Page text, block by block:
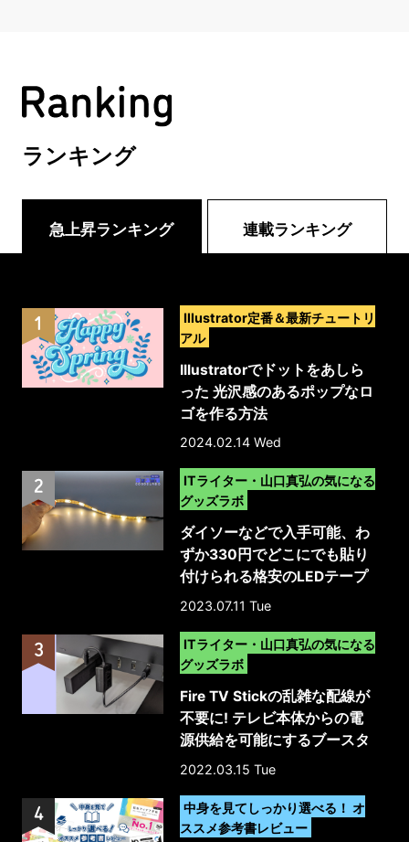
ランキング
急上昇ランキング
Illustrator定番＆最新チュートリ
アル
Illustratorでドットをあしら
った 光沢感のあるポップなロ
ゴを作る方法
2024.02.14 Wed
ITライター・山口真弘の気になる
グッズラボ
ダイソーなどで入手可能、わ
ずか330円でどこにでも貼り
付けられる格安のLEDテープ
ライトを試してみた
2023.07.11 Tue
ITライター・山口真弘の気になる
グッズラボ
Fire TV Stickの乱雑な配線が
不要に! テレビ本体からの電
源供給を可能にするブースタ
ーケーブル
2022.03.15 Tue
中身を見てしっかり選べる！ オ
ススメ参考書レビュー
連載ランキング